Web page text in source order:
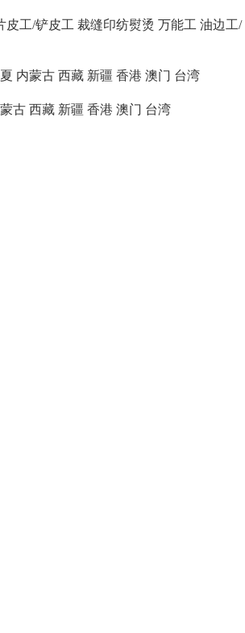
皮工/铲皮工 裁缝印纺熨烫 万能工 油边工/
内蒙古 西藏 新疆 香港 澳门 台湾
古 西藏 新疆 香港 澳门 台湾